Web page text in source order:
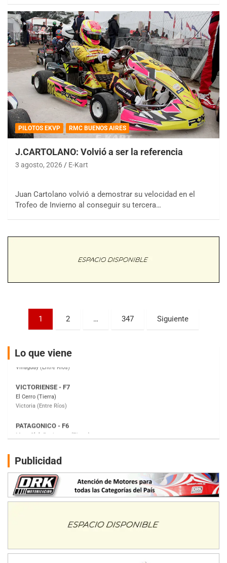
PILOTOS EKVP RMC BUENOS AIRES
J.CARTOLANO: Volvió a ser la referencia
3 agosto, 2026 E-Kart
Juan Cartolano volvió a demostrar su velocidad en el
Trofeo de Invierno al conseguir su tercera…
Paginación
entradas
1 2 … 347 Siguiente
Lo que viene
COBERTURA ESPECIAL DE E-KART.COM.AR
08/09-AGO
Trenque Lauquen (Buenos Aires)
Parque de la Velocidad (Asfalto)
Villaguay (Entre Ríos)
El Cerro (Tierra)
Victoria (Entre Ríos)
Moto Club Reginense (Tierra)
Gral. E. Godoy (Río Negro)
Juventud Unida (Tierra)
NORESTE SANTAFESINO - F6
Ciudad de Avellaneda (Asfalto)
Avellaneda (Santa Fe)
SUR SANTAFESINO - F4
José Samuel Sánchez (Tierra)
El Timbó (Tucumán)
Publicidad